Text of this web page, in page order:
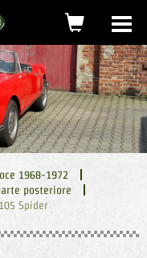
carrello
1968-1972
posteriore
Spider